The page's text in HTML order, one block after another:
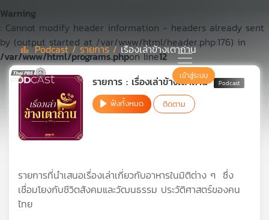
Podcast
เพล
เพล
เข้าสู่ระบบ
Warning
: Cannot modify header information - headers already sent
by (output started at /var/www/html/header.php:176) in
/var/www/html/programs.phpon line12
Podcast /รายการ /เรื่องเล่าข้างเตาถ่าน
รายการ : เรื่องเล่าข้างเตาถ่าน
ฟังทั้งหมด ติดตาม
รายการที่นำเสนอเรื่องเล่าเกี่ยวกับอาหารในมิติต่าง ๆ ซึ่ง
เชื่อมโยงกับชีวิตสังคมและวัฒนธรรม ประวัติศาสตร์ของคน
ไทย